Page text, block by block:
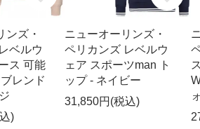
ンズ・
ベルウ
ス 可能
レンド
)
ニューオーリンズ・
ペリカンズ レベルウ
ェア スポーツman ト
ップ - ネイビー
31,850円(税込)
ォ